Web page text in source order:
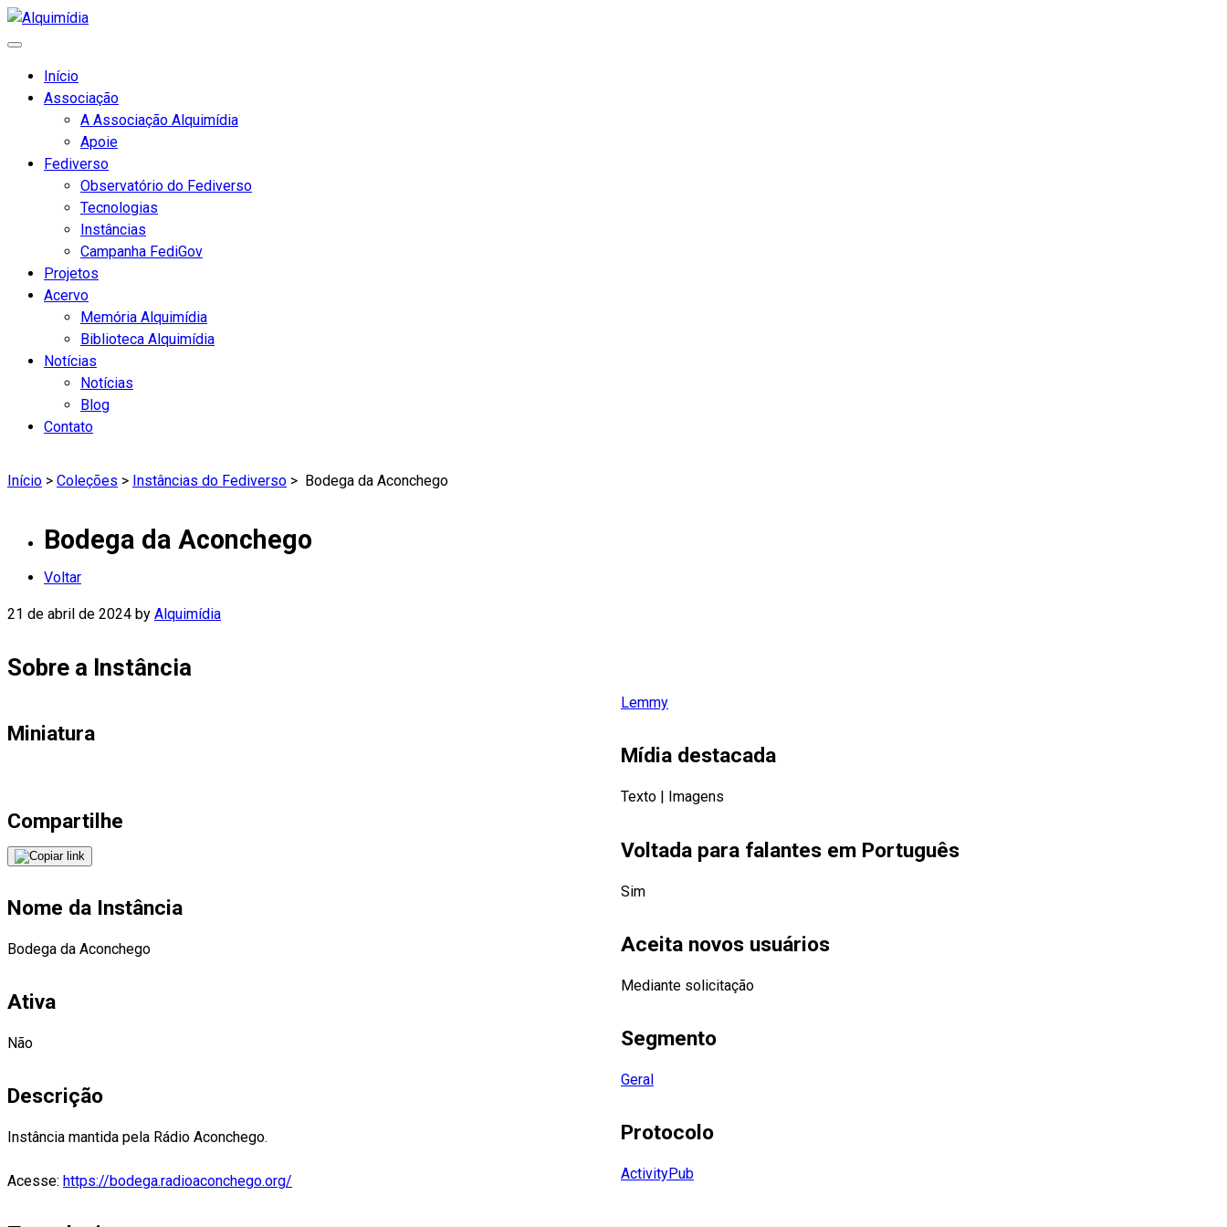
Início
Associação
A Associação Alquimídia
Apoie
Fediverso
Observatório do Fediverso
Tecnologias
Instâncias
Campanha FediGov
Projetos
Acervo
Memória Alquimídia
Biblioteca Alquimídia
Notícias
Notícias
Blog
Contato
Início > Coleções > Instâncias do Fediverso > Bodega da Aconchego
Bodega da Aconchego
Voltar
21 de abril de 2024 by Alquimídia
Sobre a Instância
Miniatura
Compartilhe
Nome da Instância
Bodega da Aconchego
Ativa
Não
Descrição
Instância mantida pela Rádio Aconchego.
Acesse: https://bodega.radioaconchego.org/
Lemmy
Mídia destacada
Texto Imagens
Voltada para falantes em Português
Sim
Aceita novos usuários
Mediante solicitação
Segmento
Geral
Protocolo
ActivityPub